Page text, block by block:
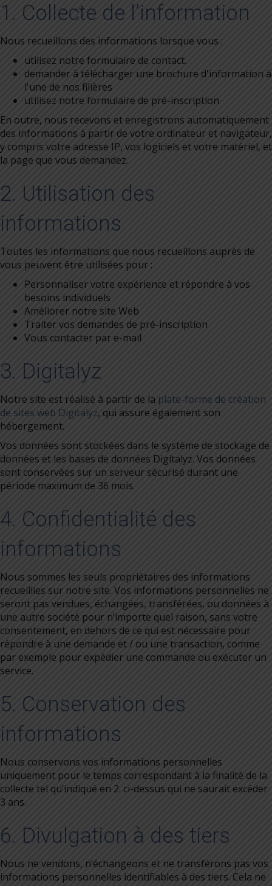
1. Collecte de l’information
Nous recueillons des informations lorsque vous :
utilisez notre formulaire de contact.
demander à télécharger une brochure d'information à
l'une de nos filières
utilisez notre formulaire de pré-inscription
En outre, nous recevons et enregistrons automatiquement
des informations à partir de votre ordinateur et navigateur,
y compris votre adresse IP, vos logiciels et votre matériel, et
la page que vous demandez.
2. Utilisation des
informations
Toutes les informations que nous recueillons auprès de
vous peuvent être utilisées pour :
Personnaliser votre expérience et répondre à vos
besoins individuels
Améliorer notre site Web
Traiter vos demandes de pré-inscription
Vous contacter par e-mail
3. Digitalyz
Notre site est réalisé à partir de la plate-forme de création
de sites web Digitalyz, qui assure également son
hébergement.
Vos données sont stockées dans le système de stockage de
données et les bases de données Digitalyz. Vos données
sont conservées sur un serveur sécurisé durant une
période maximum de 36 mois.
4. Confidentialité des
informations
Nous sommes les seuls propriétaires des informations
recueillies sur notre site. Vos informations personnelles ne
seront pas vendues, échangées, transférées, ou données à
une autre société pour n’importe quel raison, sans votre
consentement, en dehors de ce qui est nécessaire pour
répondre à une demande et / ou une transaction, comme
par exemple pour expédier une commande ou exécuter un
service.
5. Conservation des
informations
Nous conservons vos informations personnelles
uniquement pour le temps correspondant à la finalité de la
collecte tel qu’indiqué en 2. ci-dessus qui ne saurait excéder
3 ans.
6. Divulgation à des tiers
Nous ne vendons, n’échangeons et ne transférons pas vos
informations personnelles identifiables à des tiers. Cela ne